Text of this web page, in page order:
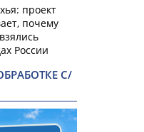
проект
почему
России
С/